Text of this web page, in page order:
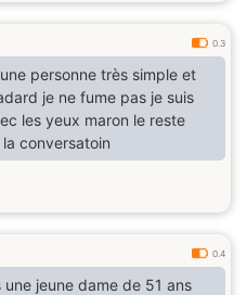
0.3
personne très simple et
je ne fume pas je suis
les yeux maron le reste
conversatoin
0.4
une jeune dame de 51 ans